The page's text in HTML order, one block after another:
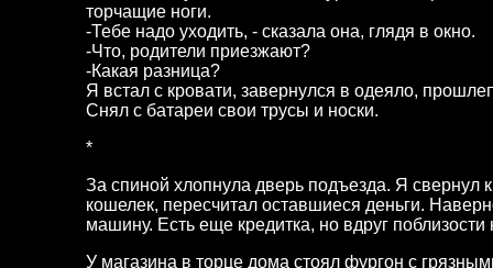
торчащие ноги.
-Тебе надо уходить, - сказала она, глядя в окно.
-Что, родители приезжают?
-Какая разница?
Я встал с кровати, завернулся в одеяло,
Снял с батареи свои трусы и носки.
*
За спиной хлопнула дверь подъезда. Я свернул
кошелек, пересчитал оставшиеся деньги.
машину. Есть еще кредитка, но вдруг поблизости
У магазина в торце дома стоял фургон с